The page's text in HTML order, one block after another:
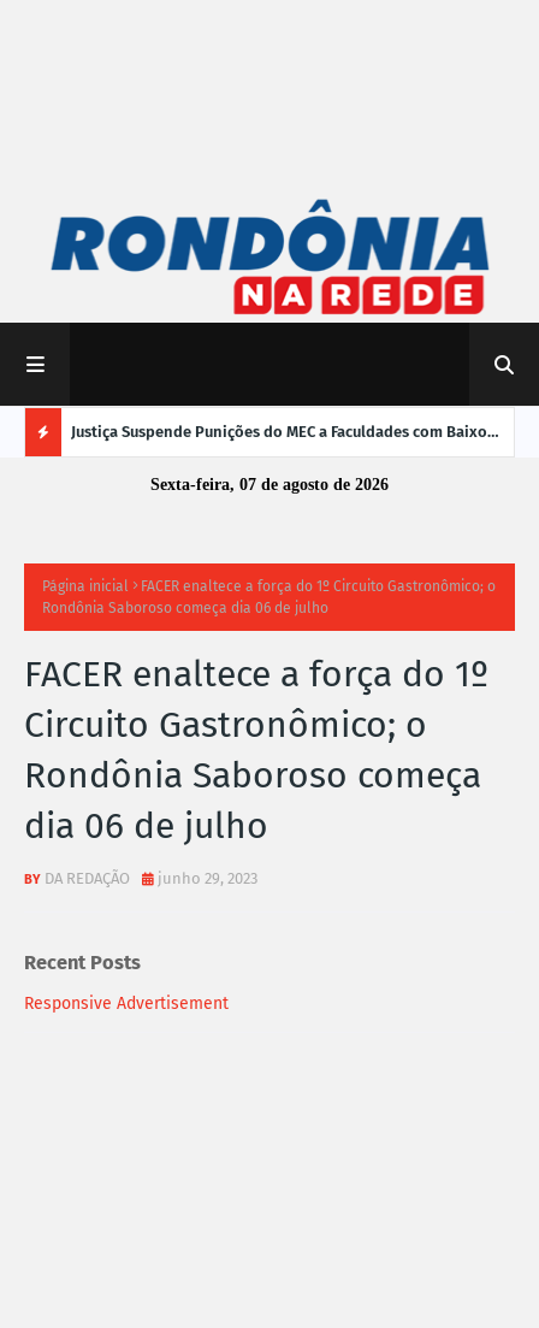
A
S
N
O
I
A
Justiça Suspende Punições do MEC a Faculdades com Baixo
Desempenho no Enamed
Sexta-feira, 07 de agosto de 2026
Página inicial
FACER enaltece a força do 1º Circuito Gastronômico; o
Rondônia Saboroso começa dia 06 de julho
FACER enaltece a força do 1º
Circuito Gastronômico; o
Rondônia Saboroso começa
dia 06 de julho
DA REDAÇÃO junho 29, 2023
Recent Posts
Responsive Advertisement